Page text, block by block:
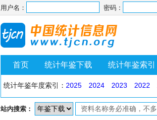
用户名： 密码：
首页 统计年鉴下载 统计年鉴索引
统计年鉴年度索引： 2025 2024 2023 2022
站内搜索：